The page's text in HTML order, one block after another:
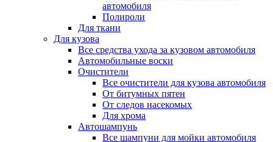
автомобиля
Полироли
Для ткани
Для кузова
Все средства ухода за кузовом автомобиля
Автомобильные воски
Очистители
Все очистители для кузова автомобиля
От битумных пятен
От следов насекомых
Для хрома
Автошампунь
Все шампуни для мойки автомобиля